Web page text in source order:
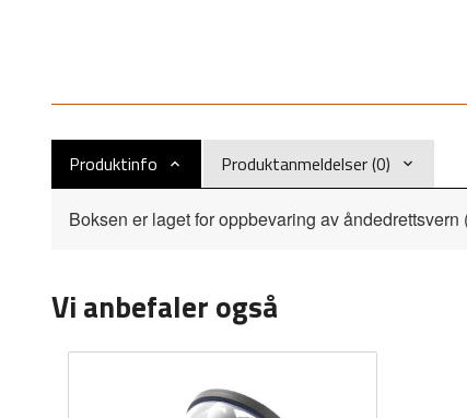
Produktinfo Produktanmeldelser (0)
Boksen er laget for oppbevaring av
Vi anbefaler også